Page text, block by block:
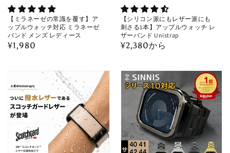
【ミラネーゼの常識を覆す】ア
ップルウォッチ対応 ミラネーゼ
バンド メンズ レディース
通
格
¥1,980
【シリコン派にもレザー派にも
刺さる1本】アップルウォッチ レ
ザーバンド Unistrap
通
価
格
¥2,380から